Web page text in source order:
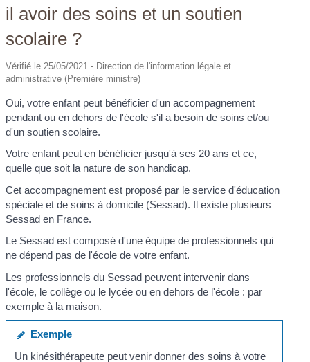
il avoir des soins et un soutien
scolaire ?
Vérifié le 25/05/2021 - Direction de l'information légale et
administrative (Première ministre)
Oui, votre enfant peut bénéficier d'un accompagnement
pendant ou en dehors de l'école s'il a besoin de soins et/ou
d'un soutien scolaire.
Votre enfant peut en bénéficier jusqu'à ses 20 ans et ce,
quelle que soit la nature de son handicap.
Cet accompagnement est proposé par le service d'éducation
spéciale et de soins à domicile (Sessad). Il existe plusieurs
Sessad en France.
Le Sessad est composé d'une équipe de professionnels qui
ne dépend pas de l'école de votre enfant.
Les professionnels du Sessad peuvent intervenir dans
l'école, le collège ou le lycée ou en dehors de l'école : par
exemple à la maison.
Exemple
Un kinésithérapeute peut venir donner des soins à votre